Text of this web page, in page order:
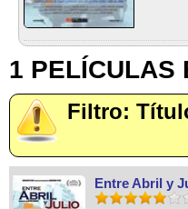
1 PELÍCULAS
Filtro:
Entre Abril y